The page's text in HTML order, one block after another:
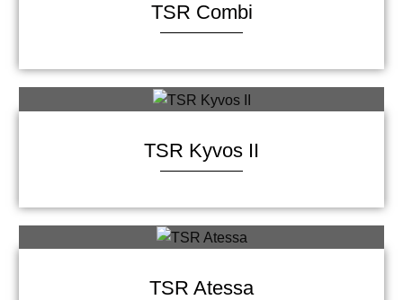
TSR Combi
TSR Kyvos II
TSR Atessa